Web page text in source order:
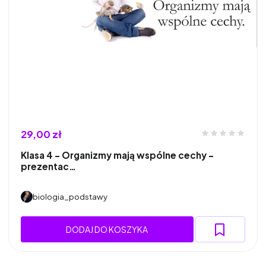
29,00 zł
Klasa 4 - Organizmy mają wspólne cechy -
prezentac…
biologia_podstawy
DODAJ DO KOSZYKA